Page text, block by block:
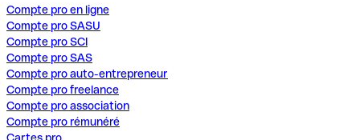
Compte pro en ligne
Compte pro SASU
Compte pro SCI
Compte pro SAS
Compte pro auto-entrepreneur
Compte pro freelance
Compte pro association
Compte pro rémunéré